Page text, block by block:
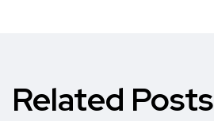
Related Posts